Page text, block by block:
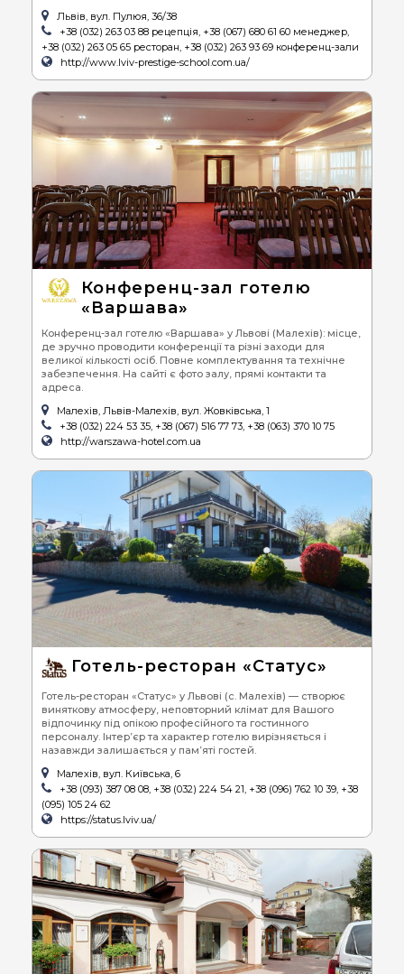
Львів, вул. Пулюя, 36/38
+38 (032) 263 03 88 рецепція, +38 (067) 680 61 60 менеджер,
+38 (032) 263 05 65 ресторан, +38 (032) 263 93 69 конференц-зали
http://www.lviv-prestige-school.com.ua/
Конференц-зал готелю
«Варшава»
Конференц-зал готелю «Варшава» у Львові (Малехів): місце,
де зручно проводити конференції та різні заходи для
великої кількості осіб. Повне комплектування та технічне
забезпечення. На сайті є фото залу, прямі контакти та
адреса.
Малехів, Львів-Малехів, вул. Жовківська, 1
+38 (032) 224 53 35, +38 (067) 516 77 73, +38 (063) 370 10 75
http://warszawa-hotel.com.ua
Готель-ресторан «Статус»
Готель-ресторан «Статус» у Львові (с. Малехів) — створює
виняткову атмосферу, неповторний клімат для Вашого
відпочинку під опікою професійного та гостинного
персоналу. Інтер’єр та характер готелю вирізняється і
назавжди залишається у пам’яті гостей.
Малехів, вул. Київська, 6
+38 (093) 387 08 08, +38 (032) 224 54 21, +38 (096) 762 10 39, +38
(095) 105 24 62
https://status.lviv.ua/